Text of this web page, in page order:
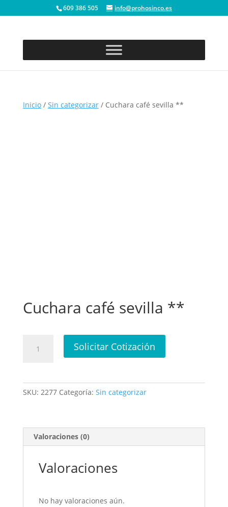
609 386 505 info@prohosinco.es
Inicio/ Sin categorizar/ Cuchara café sevilla **
Cuchara café sevilla **
Solicitar Cotización
SKU: 2277 Categoría: Sin categorizar
Valoraciones (0)
Valoraciones
No hay valoraciones aún.